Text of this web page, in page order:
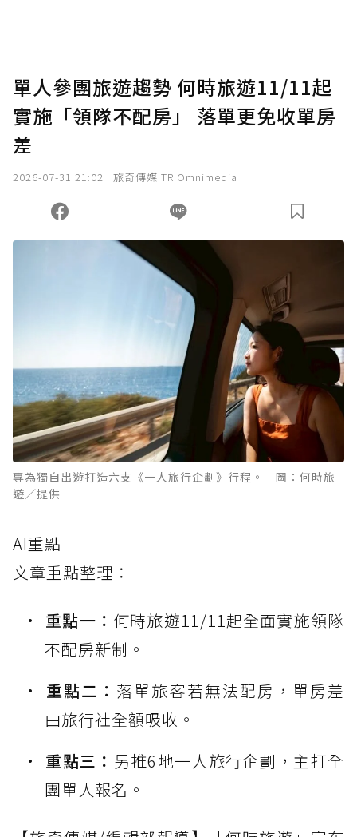
單人參團旅遊趨勢 何時旅遊11/11起
實施「領隊不配房」 落單更免收單房
差
2026-07-31 21:02 旅奇傳媒 TR Omnimedia
專為獨自出遊打造六支《一人旅行企劃》行程。 圖：何時旅
遊／提供
AI重點
文章重點整理：
重點一： 何時旅遊11/11起全面實施領隊
不配房新制。
重點二： 落單旅客若無法配房，單房差
由旅行社全額吸收。
重點三： 另推6地一人旅行企劃，主打全
團單人報名。